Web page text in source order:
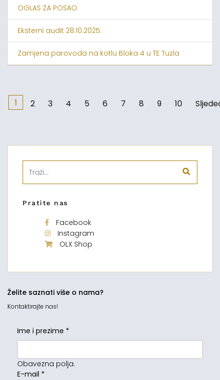
OGLAS ZA POSAO
Eksterni audit 28.10.2025.
Zamjena parovoda na kotlu Bloka 4 u TE Tuzla
1 2 3 4 5 6 7 8 9 10
Pratite nas
Facebook
Instagram
OLX Shop
Želite saznati više o nama?
Kontaktirajte nas!
Ime i prezime *
Obavezna polja.
E-mail *